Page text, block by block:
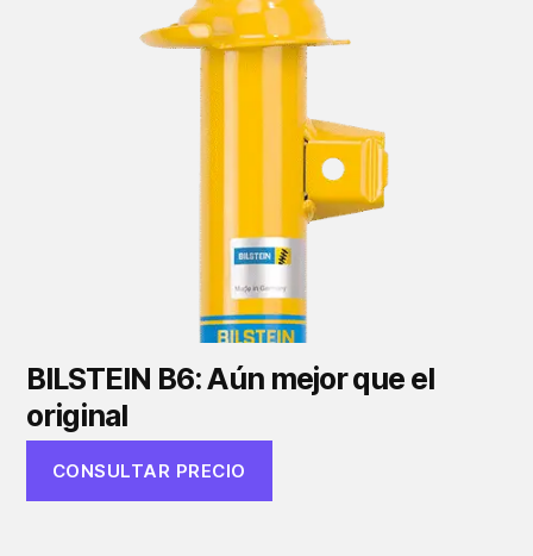
BILSTEIN B6: Aún mejor que el
original
CONSULTAR PRECIO